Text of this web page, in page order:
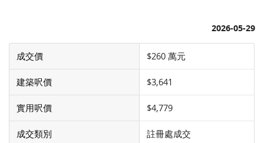
2026-05-29
成交價 $260 萬元
建築呎價 $3,641
實用呎價 $4,779
成交類別 註冊處成交